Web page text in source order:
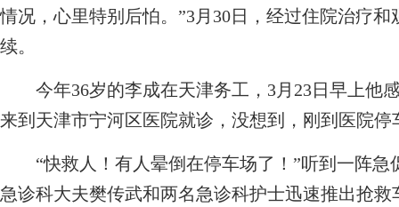
情况，心里特别后怕。”3月30日，经过住院治疗
续。
今年36岁的李成在天津务工，3月23日早上他
来到天津市宁河区医院就诊，没想到，刚到医院
“快救人！有人晕倒在停车场了！”听到一阵急
急诊科大夫樊传武和两名急诊科护士迅速推出抢